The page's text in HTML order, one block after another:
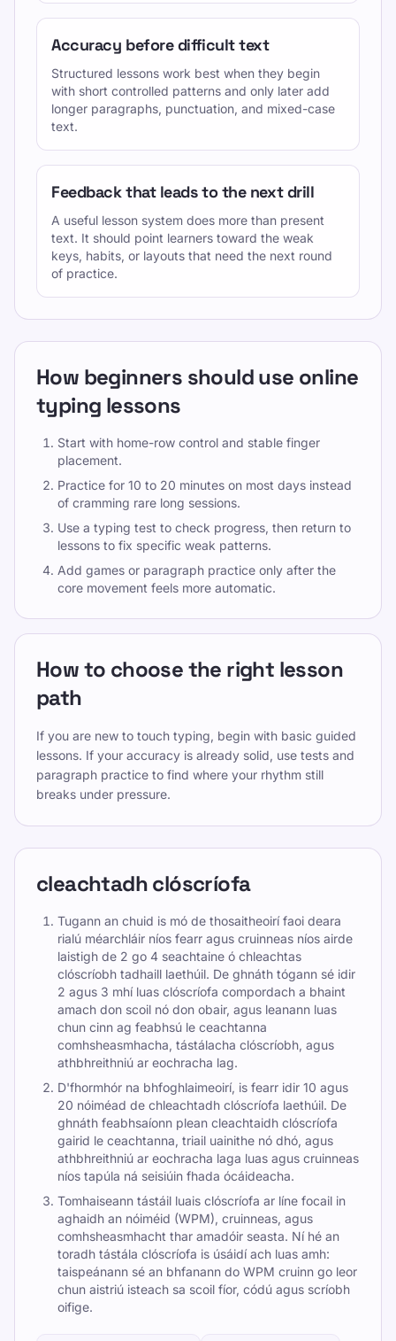
Accuracy before difficult text
Structured lessons work best when they begin
with short controlled patterns and only later add
longer paragraphs, punctuation, and mixed-case
text.
Feedback that leads to the next drill
A useful lesson system does more than present
text. It should point learners toward the weak
keys, habits, or layouts that need the next round
of practice.
How beginners should use online
typing lessons
Start with home-row control and stable finger
placement.
Practice for 10 to 20 minutes on most days instead
of cramming rare long sessions.
Use a typing test to check progress, then return to
lessons to fix specific weak patterns.
Add games or paragraph practice only after the
core movement feels more automatic.
How to choose the right lesson
path
If you are new to touch typing, begin with basic guided
lessons. If your accuracy is already solid, use tests and
paragraph practice to find where your rhythm still
breaks under pressure.
cleachtadh clóscríofa
Tugann an chuid is mó de thosaitheoirí faoi deara
rialú méarchláir níos fearr agus cruinneas níos airde
laistigh de 2 go 4 seachtaine ó chleachtas
clóscríobh tadhaill laethúil. De ghnáth tógann sé idir
2 agus 3 mhí luas clóscríofa compordach a bhaint
amach don scoil nó don obair, agus leanann luas
chun cinn ag feabhsú le ceachtanna
comhsheasmhacha, tástálacha clóscríobh, agus
athbhreithniú ar eochracha lag.
D'fhormhór na bhfoghlaimeoirí, is fearr idir 10 agus
20 nóiméad de chleachtadh clóscríofa laethúil. De
ghnáth feabhsaíonn plean cleachtaidh clóscríofa
gairid le ceachtanna, triail uainithe nó dhó, agus
athbhreithniú ar eochracha laga luas agus cruinneas
níos tapúla ná seisiúin fhada ócáideacha.
Tomhaiseann tástáil luais clóscríofa ar líne focail in
aghaidh an nóiméid (WPM), cruinneas, agus
comhsheasmhacht thar amadóir seasta. Ní hé an
toradh tástála clóscríofa is úsáidí ach luas amh:
taispeánann sé an bhfanann do WPM cruinn go leor
chun aistriú isteach sa scoil fíor, códú agus scríobh
oifige.